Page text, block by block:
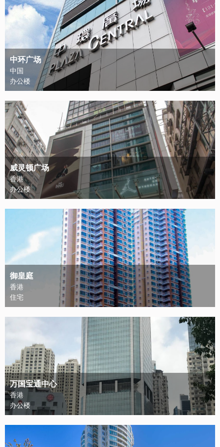
中环广场
中国
办公楼
威灵顿广场
香港
办公楼
御皇庭
香港
住宅
万国宝通中心
香港
办公楼